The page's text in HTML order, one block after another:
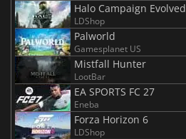
Halo Campaign Evolved
LDShop
Palworld
Gamesplanet US
Mistfall Hunter
LootBar
EA SPORTS FC 27
Eneba
Forza Horizon 6
LDShop